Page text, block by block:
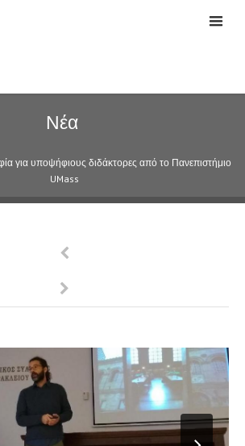
Νέα
για υποψήφιους διδάκτορες από το Πανεπιστήμιο
UMass